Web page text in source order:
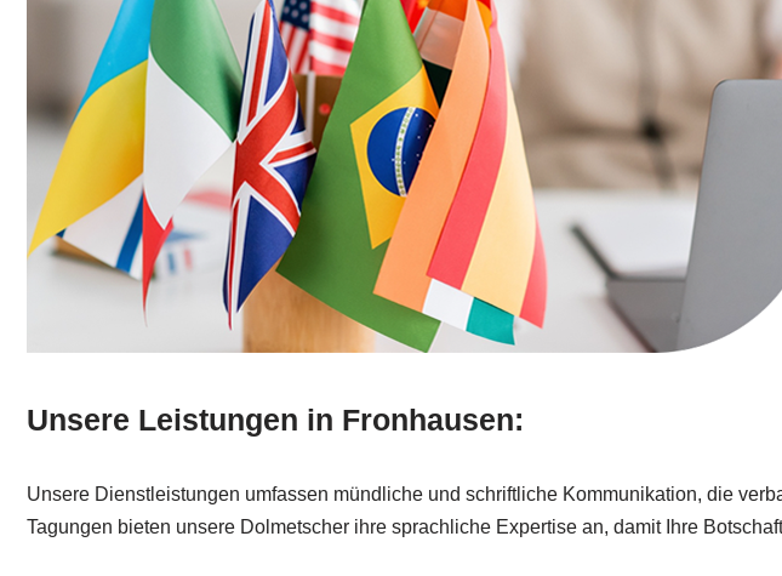
Unsere Leistungen in Fronhausen:
Unsere Dienstleistungen umfassen mündliche und schriftliche Kommunikation, die
Tagungen bieten unsere Dolmetscher ihre sprachliche Expertise an, damit Ihre